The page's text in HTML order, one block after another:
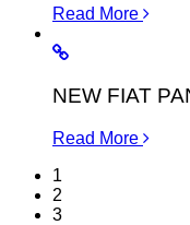
Read More
NEW FIAT
Read More
1
2
3